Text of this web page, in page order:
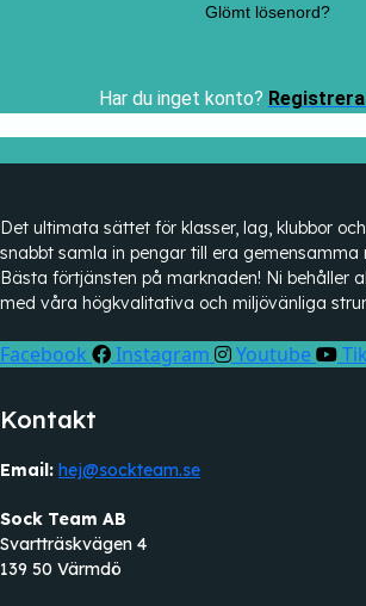
Glömt lösenord?
Har du inget konto?
Det ultimata sättet för klasser, lag, klubbor
snabbt samla in pengar till era gemensamma
Bästa förtjänsten på marknaden! Ni behåller
med våra högkvalitativa och miljövänliga
Facebook Instagram Youtube
Kontakt
Email: hej@sockteam.se
Sock Team AB
Svartträskvägen 4
139 50 Värmdö